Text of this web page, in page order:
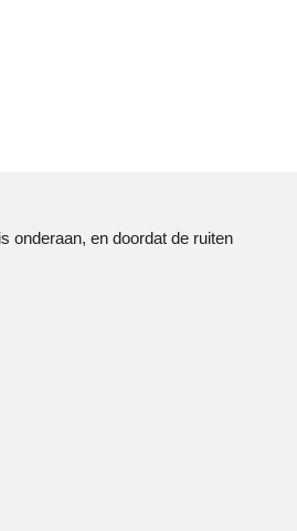
onderaan, en doordat de ruiten